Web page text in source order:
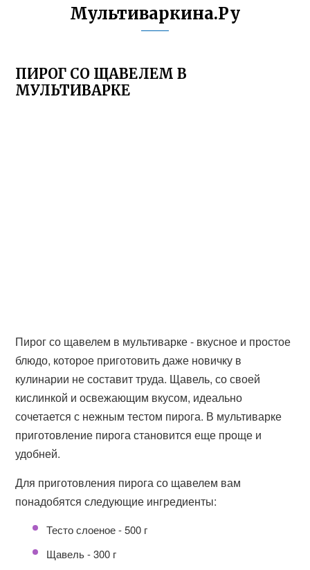
Мультиваркина.Ру
ПИРОГ СО ЩАВЕЛЕМ В
МУЛЬТИВАРКЕ
Пирог со щавелем в мультиварке - вкусное и простое
блюдо, которое приготовить даже новичку в
кулинарии не составит труда. Щавель, со своей
кислинкой и освежающим вкусом, идеально
сочетается с нежным тестом пирога. В мультиварке
приготовление пирога становится еще проще и
удобней.
Для приготовления пирога со щавелем вам
понадобятся следующие ингредиенты:
Тесто слоеное - 500 г
Щавель - 300 г